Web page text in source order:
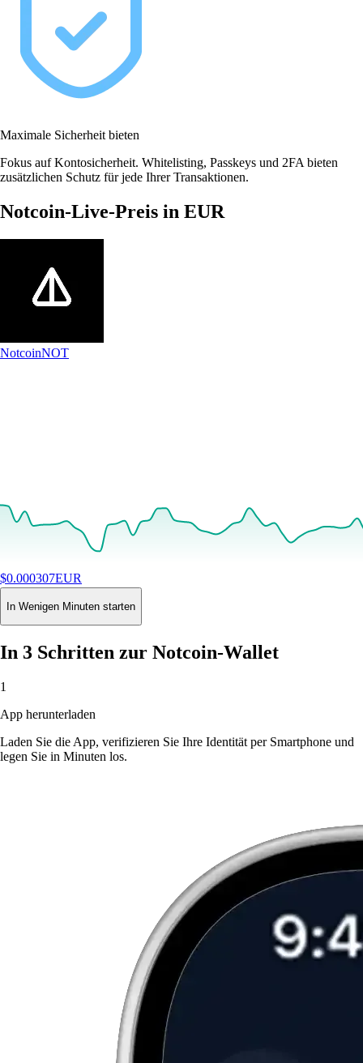
Maximale Sicherheit bieten
Fokus auf Kontosicherheit. Whitelisting, Passkeys und 2FA bieten
zusätzlichen Schutz für jede Ihrer Transaktionen.
Notcoin-Live-Preis in EUR
NotcoinNOT
$0.000307EUR
+1.97%24H
Buy
In Wenigen Minuten starten
In 3 Schritten zur Notcoin-Wallet
1
App herunterladen
Laden Sie die App, verifizieren Sie Ihre Identität per Smartphone und
legen Sie in Minuten los.